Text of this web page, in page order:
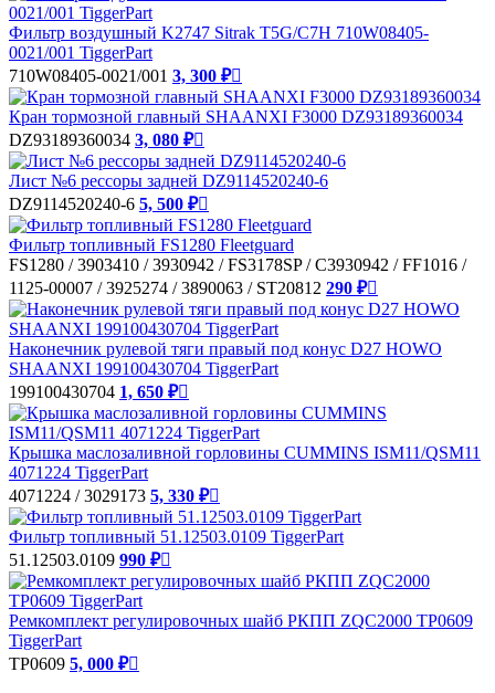
Фильтр воздушный K2747 Sitrak T5G/C7H 710W08405-
0021/001 TiggerPart
710W08405-0021/001 3, 300 ₽
Кран тормозной главный SHAANXI F3000 DZ93189360034
DZ93189360034 3, 080 ₽
Лист №6 рессоры задней DZ9114520240-6
DZ9114520240-6 5, 500 ₽
Фильтр топливный FS1280 Fleetguard
FS1280 / 3903410 / 3930942 / FS3178SP / C3930942 / FF1016 /
1125-00007 / 3925274 / 3890063 / ST20812 290 ₽
Наконечник рулевой тяги правый под конус D27 HOWO
SHAANXI 199100430704 TiggerPart
199100430704 1, 650 ₽
Крышка маслозаливной горловины CUMMINS ISM11/QSM11
4071224 TiggerPart
4071224 / 3029173 5, 330 ₽
Фильтр топливный 51.12503.0109 TiggerPart
51.12503.0109 990 ₽
Ремкомплект регулировочных шайб РКПП ZQC2000 TP0609
TiggerPart
TP0609 5, 000 ₽